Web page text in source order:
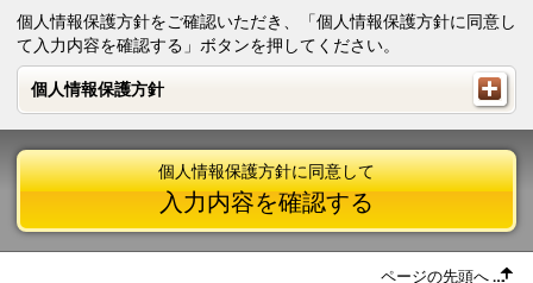
個人情報保護方針をご確認いただき、「個人情報保護方針に同意し
て入力内容を確認する」ボタンを押してください。
個人情報保護方針
個人情報保護方針
個人情報保護方針に同意して
入力内容を確認する
ページの先頭へ